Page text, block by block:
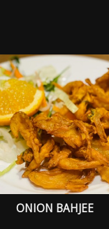
ONION BAHJEE